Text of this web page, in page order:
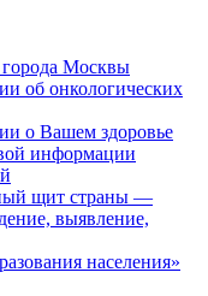
Москвы
об онкологических
о Вашем здоровье
информации
щит страны —
выявление,
населения»